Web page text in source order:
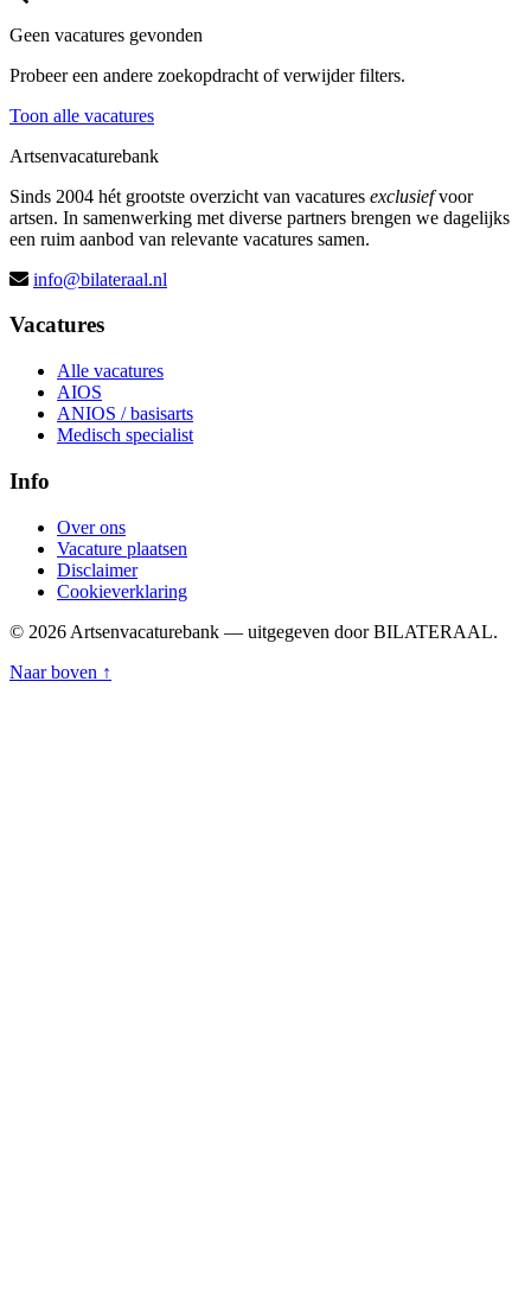
Geen vacatures gevonden
Probeer een andere zoekopdracht of verwijder filters.
Toon alle vacatures
Artsenvacaturebank
Sinds 2004 hét grootste overzicht van vacatures exclusiefvoor
artsen. In samenwerking met diverse partners brengen we dagelijks
een ruim aanbod van relevante vacatures samen.
info@bilateraal.nl
Vacatures
Alle vacatures
AIOS
ANIOS / basisarts
Medisch specialist
Info
Over ons
Vacature plaatsen
Disclaimer
Cookieverklaring
© 2026 Artsenvacaturebank — uitgegeven door BILATERAAL.
Naar boven ↑